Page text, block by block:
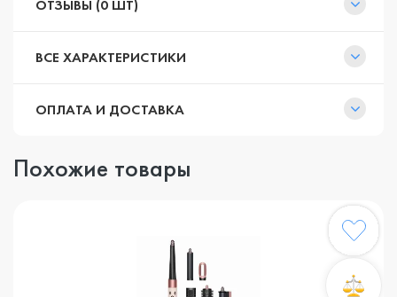
ОТЗЫВЫ (0 ШТ)
ВСЕ ХАРАКТЕРИСТИКИ
ОПЛАТА И ДОСТАВКА
Похожие товары